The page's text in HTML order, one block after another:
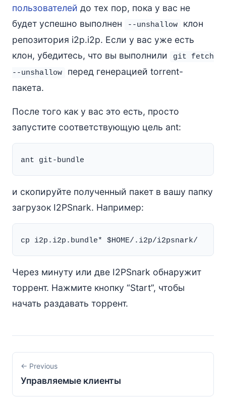
пользователей до тех пор, пока у вас не
будет успешно выполнен
--unshallow
клон
репозитория i2p.i2p. Если у вас уже есть
клон, убедитесь, что вы выполнили
git fetch
--unshallow
перед генерацией torrent-
пакета.
После того как у вас это есть, просто
запустите соответствующую цель ant:
и скопируйте полученный пакет в вашу папку
загрузок I2PSnark. Например:
Через минуту или две I2PSnark обнаружит
торрент. Нажмите кнопку “Start”, чтобы
начать раздавать торрент.
← Previous
Управляемые клиенты